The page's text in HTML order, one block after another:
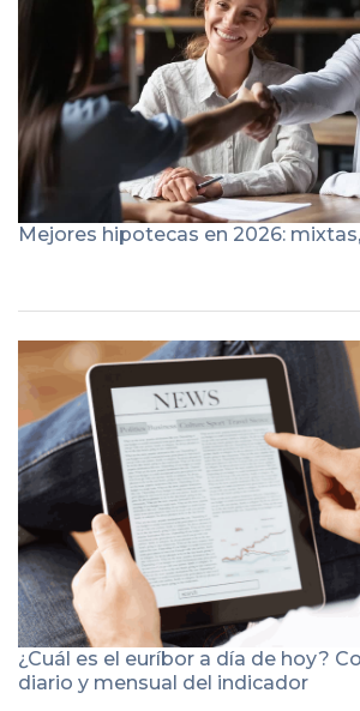
Mejores hipotecas en 2026:
¿Cuál es el euríbor a día de hoy?
diario y mensual del indicador